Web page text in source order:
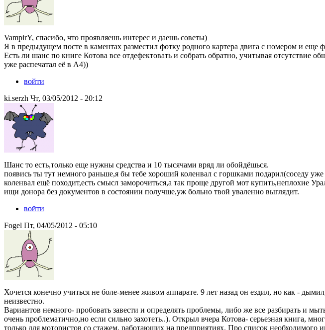
VampirY, спасибо, что проявляешь интерес и даешь советы)
Я в предыдущем посте в каментах разместил фотку родного картера двига с номером и еще
Есть ли шанс по книге Котова все отдефектовать и собрать обратно, учитывая отсутствие
уже распечатал её в А4))
войти
ki.serzh Чт, 03/05/2012 - 20:12
Шанс то есть,только еще нужны средства и 10 тысячами вряд ли обойдёшься.
появись ты тут немного раньше,я бы тебе хороший коленвал с горшками подарил(соседу уже
коленвал ещё походит,есть смысл заморочиться,а так проще другой мот купить,неплохие
ищи донора без документов в состоянии получше,уж больно твой уваленно выглядит.
войти
Fogel Пт, 04/05/2012 - 05:10
Хочется конечно учиться не боле-менее живом аппарате. 9 лет назад он ездил, но как -
неизвестно.
Вариантов немного- пробовать завести и определять проблемы, либо же все разбирать и
очень проблематично,но если сильно захотеть..). Открыл вчера Котова- серьезная книга,
только для мотористов со стажем, работающих на предприятиях. Про список необходимого